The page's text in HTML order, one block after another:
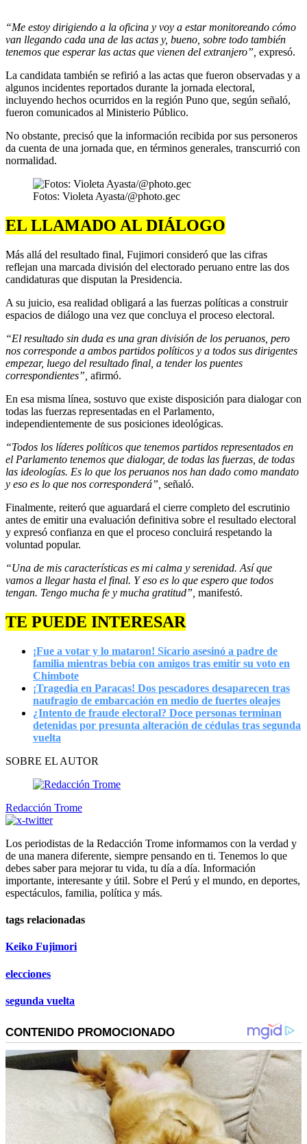
“Me estoy dirigiendo a la oficina y voy a estar monitoreando cómo
van llegando cada una de las actas y, bueno, sobre todo también
tenemos que esperar las actas que vienen del extranjero”, expresó.
La candidata también se refirió a las actas que fueron observadas y a
algunos incidentes reportados durante la jornada electoral,
incluyendo hechos ocurridos en la región Puno que, según señaló,
fueron comunicados al Ministerio Público.
No obstante, precisó que la información recibida por sus personeros
da cuenta de una jornada que, en términos generales, transcurrió con
normalidad.
Fotos: Violeta Ayasta/@photo.gec
EL LLAMADO AL DIÁLOGO
Más allá del resultado final, Fujimori consideró que las cifras
reflejan una marcada división del electorado peruano entre las dos
candidaturas que disputan la Presidencia.
A su juicio, esa realidad obligará a las fuerzas políticas a construir
espacios de diálogo una vez que concluya el proceso electoral.
“El resultado sin duda es una gran división de los peruanos, pero
nos corresponde a ambos partidos políticos y a todos sus dirigentes
empezar, luego del resultado final, a tender los puentes
correspondientes”, afirmó.
En esa misma línea, sostuvo que existe disposición para dialogar con
todas las fuerzas representadas en el Parlamento,
independientemente de sus posiciones ideológicas.
“Todos los líderes políticos que tenemos partidos representados en
el Parlamento tenemos que dialogar, de todas las fuerzas, de todas
las ideologías. Es lo que los peruanos nos han dado como mandato
y eso es lo que nos corresponderá”, señaló.
Finalmente, reiteró que aguardará el cierre completo del escrutinio
antes de emitir una evaluación definitiva sobre el resultado electoral
y expresó confianza en que el proceso concluirá respetando la
voluntad popular.
“Una de mis características es mi calma y serenidad. Así que
vamos a llegar hasta el final. Y eso es lo que espero que todos
tengan. Tengo mucha fe y mucha gratitud”, manifestó.
TE PUEDE INTERESAR
¡Fue a votar y lo mataron! Sicario asesinó a padre de
familia mientras bebía con amigos tras emitir su voto en
Chimbote
¡Tragedia en Paracas! Dos pescadores desaparecen tras
naufragio de embarcación en medio de fuertes oleajes
¿Intento de fraude electoral? Doce personas terminan
detenidas por presunta alteración de cédulas tras segunda
vuelta
SOBRE EL AUTOR
Redacción Trome
Los periodistas de la Redacción Trome informamos con la verdad y
de una manera diferente, siempre pensando en ti. Tenemos lo que
debes saber para mejorar tu vida, tu día a día. Información
importante, interesante y útil. Sobre el Perú y el mundo, en deportes,
espectáculos, familia, política y más.
tags relacionadas
Keiko Fujimori
elecciones
segunda vuelta